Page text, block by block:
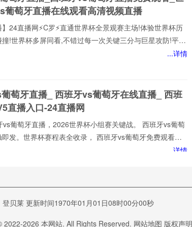
葡萄牙直播在线观看高清视频直播
】24直播网⚡️C罗⚡️直通世界杯全景观赛主场!体验世界杯历
!世界杯多屏同看,不错过每一次关键三分与巨星攻防!平台
来24直播网，一起感受西班牙vs葡萄牙精彩比赛吧！西班
!我们倾力打造的一站式西班牙vs葡萄牙直播平台,为您网
牙赛事,包括英超、西班牙vs葡萄牙等多项热门联赛。所
葡萄牙赛事直播
...详情
萄牙直播_ 西班牙vs葡萄牙在线直播_ 西班
直播入口-24直播网
vs葡萄牙直播，2026世界杯小组赛关键战。 西班牙vs葡萄
发。世界杯赛程表全收录， 西班牙vs葡萄牙免费观看不
高清流畅，中文解说陪你到终场。实时更新积分榜、射
...详情
播_世界杯西班牙vs葡萄牙比赛直播高清入口
预测分析直播
界杯1/8决赛西班牙vs葡萄牙专属在线观赛入口开放，西班牙
登贝莱 更新时间1970年01月01日08时00分00秒
2022-2026 本网站. All Rights Reserved. 网站地图 版权声明